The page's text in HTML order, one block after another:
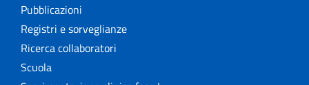
Pubblicazioni
Registri e sorveglianze
Ricerca collaboratori
Scuola